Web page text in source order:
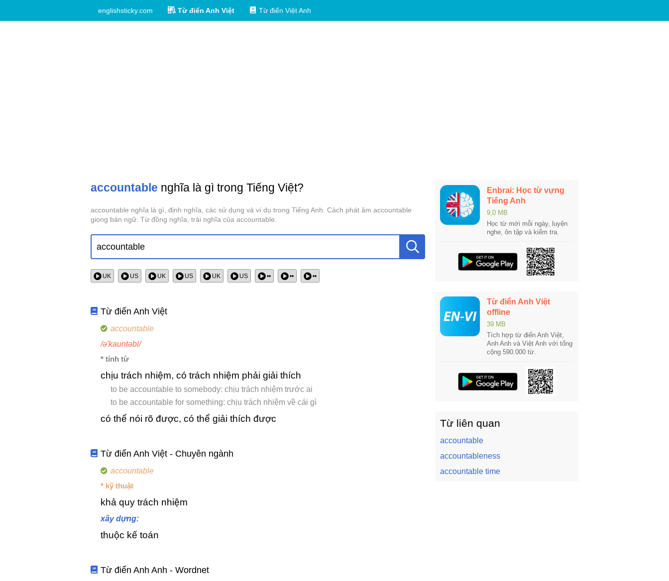
englishsticky.com Từ điển Anh Việt Từ điển Việt Anh
accountable nghĩa là gì trong Tiếng Việt?
accountable nghĩa là gì, định nghĩa, các sử dụng và ví dụ trong Tiếng Anh. Cách phát âm accountable
giọng bản ngữ. Từ đồng nghĩa, trái nghĩa của accountable.
UK US UK US UK US •• •• ••
Từ điển Anh Việt
accountable
/ə'kauntəbl/
* tính từ
chịu trách nhiệm, có trách nhiệm phải giải thích
to be accountable to somebody: chịu trách nhiệm trước ai
to be accountable for something: chịu trách nhiệm về cái gì
có thể nói rõ được, có thể giải thích được
Từ điển Anh Việt - Chuyên ngành
accountable
* kỹ thuật
khả quy trách nhiệm
xây dựng:
thuộc kế toán
Từ điển Anh Anh - Wordnet
Enbrai: Học từ vựng
Tiếng Anh
9,0 MB
Học từ mới mỗi ngày, luyện
nghe, ôn tập và kiểm tra.
Từ điển Anh Việt
offline
39 MB
Tích hợp từ điển Anh Việt,
Anh Anh và Việt Anh với tổng
cộng 590.000 từ.
Từ liên quan
accountable
accountableness
accountable time